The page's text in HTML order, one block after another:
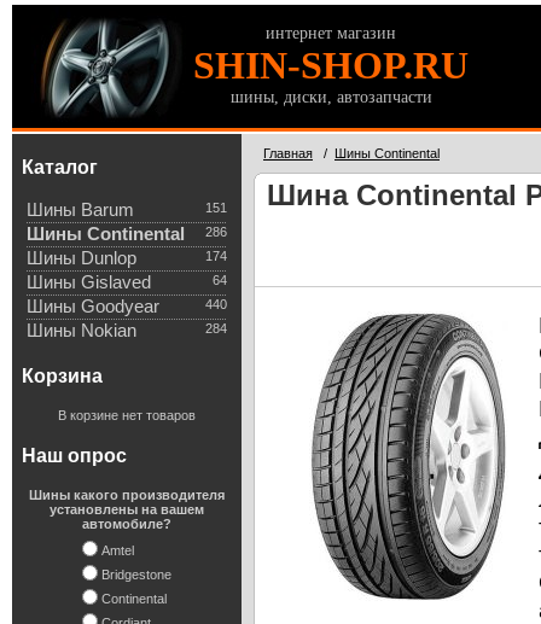
интернет магазин
SHIN-SHOP.RU
шины, диски, автозапчасти
Каталог
151
Шины Barum
286
Шины Continental
174
Шины Dunlop
64
Шины Gislaved
440
Шины Goodyear
284
Шины Nokian
Корзина
В корзине нет товаров
Наш опрос
Шины какого производителя
установлены на вашем
автомобиле?
Amtel
Bridgestone
Continental
Главная / Шины Continental
Шина Continental